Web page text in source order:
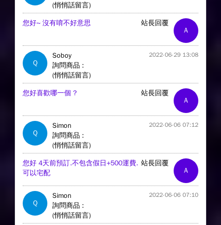
(悄悄話留言)
A
站長回覆
您好~ 沒有唷不好意思
Q
Soboy 2022-06-29 13:08
詢問商品 :
(悄悄話留言)
A
站長回覆
您好喜歡哪一個 ?
Q
Simon 2022-06-06 07:12
詢問商品 :
(悄悄話留言)
A
站長回覆
您好 4天前預訂.不包含假日+500運費.
可以宅配
Q
Simon 2022-06-06 07:10
詢問商品 :
(悄悄話留言)